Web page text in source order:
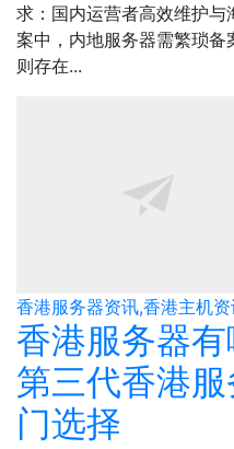
求：国内运营者高效维护
案中，内地服务器需繁琐
则存在...
香港服务器资讯,香港主机
香港服务器
第三代香港
门选择